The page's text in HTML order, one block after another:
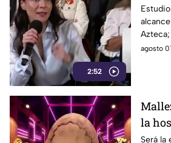
2:52
Liz
agosto
la
Será la